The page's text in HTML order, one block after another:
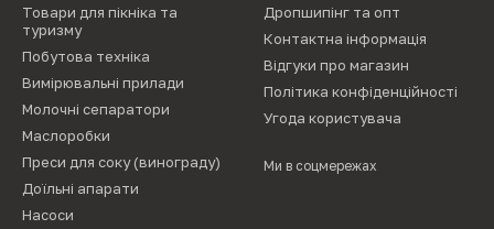
Товари для пікніка та
туризму
Побутова техніка
Вимірювальні прилади
Молочні сепаратори
Маслоробки
Преси для соку (винограду)
Доїльні апарати
Насоси
Дропшипінг та опт
Контактна інформація
Відгуки про магазин
Політика конфіденційності
Угода користувача
Ми в соцмережах